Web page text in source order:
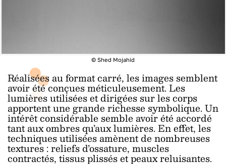
© Shed Mojahid
Réalisées au format carré, les images semblent
avoir été conçues méticuleusement. Les
lumières utilisées et dirigées sur les corps
apportent une grande richesse symbolique. Un
intérêt considérable semble avoir été accordé
tant aux ombres qu’aux lumières. En effet, les
techniques utilisées amènent de nombreuses
textures : reliefs d’ossature, muscles
contractés, tissus plissés et peaux reluisantes.